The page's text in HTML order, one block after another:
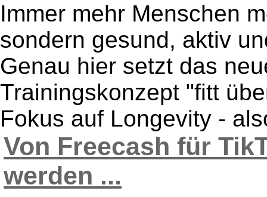
Immer mehr Menschen
sondern gesund, aktiv
Genau hier setzt das
Trainingskonzept "fitt
Fokus auf Longevity -
Von Freecash für
werden ...